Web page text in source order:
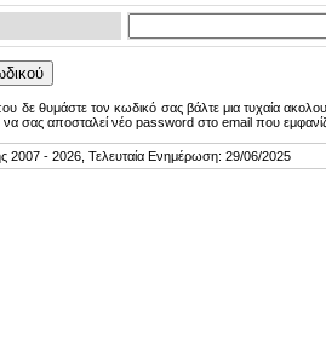
δε θυμάστε τον κωδικό σας βάλτε μια τυχαία
να σας αποσταλεί νέο password στο email που
2007 - 2026, Τελευταία Ενημέρωση: 29/06/2025